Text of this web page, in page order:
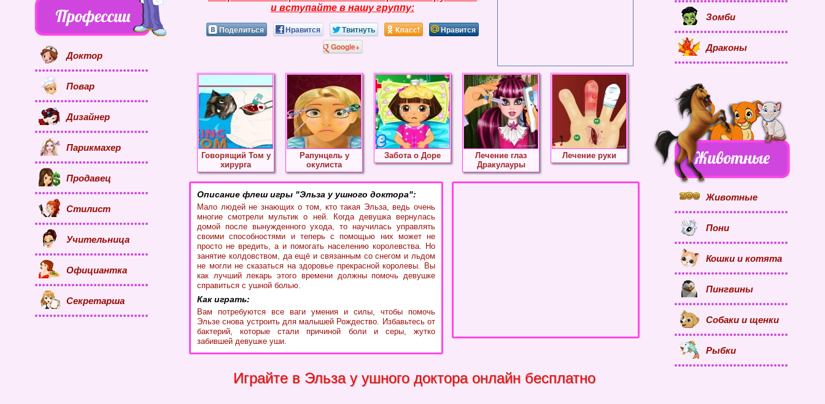
и вступайте в нашу группу:
Поделиться Нравится Твитнуть Класс!
Нравится
Google+
Говорящий Том у
хирурга
Рапунцель у
окулиста
Забота о Доре
Лечение глаз
Дракулауры
Лечение руки
Описание флеш игры "Эльза у ушного доктора":
Мало людей не знающих о том, кто такая Эльза, ведь очень
многие смотрели мультик о ней. Когда девушка вернулась
домой после вынужденного ухода, то научилась управлять
своими способностями и теперь с помощью них может не
просто не вредить, а и помогать населению королевства. Но
занятие колдовством, да ещё и связанным со снегом и льдом
не могли не сказаться на здоровье прекрасной королевы. Вы
как лучший лекарь этого времени должны помочь девушке
справиться с ушной болью.
Как играть:
Вам потребуются все ваги умения и силы, чтобы помочь
Эльзе снова устроить для малышей Рождество. Избавьтесь от
бактерий, которые стали причиной боли и серы, жутко
забившей девушке уши.
Играйте в Эльза у ушного доктора онлайн бесплатно
Доктор
Повар
Дизайнер
Парикмахер
Продавец
Стилист
Учительница
Официантка
Секретарша
Зомби
Драконы
Животные
Пони
Кошки и котята
Пингвины
Собаки и щенки
Рыбки